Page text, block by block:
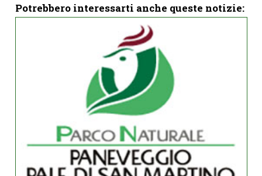
Potrebbero interessarti anche queste notizie: